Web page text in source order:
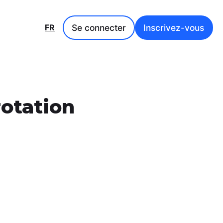
FR Se connecter Inscrivez-vous